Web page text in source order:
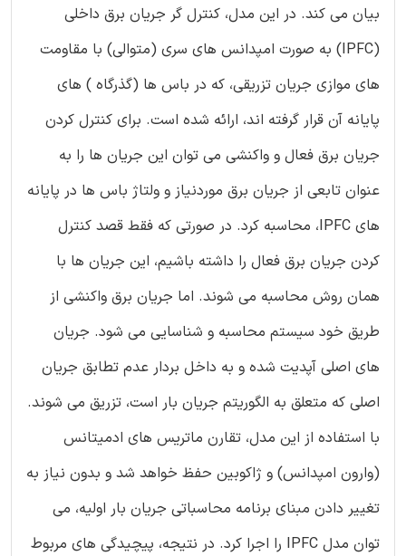
بیان می کند. در این مدل، کنترل گر جریان برق داخلی
(IPFC) به صورت امپدانس های سری (متوالی) با مقاومت
های موازی جریان تزریقی، که در باس ها (گذرگاه ) های
پایانه آن قرار گرفته اند، ارائه شده است. برای کنترل کردن
جریان برق فعال و واکنشی می توان این جریان ها را به
عنوان تابعی از جریان برق موردنیاز و ولتاژ باس ها در پایانه
های IPFC، محاسبه کرد. در صورتی که فقط قصد کنترل
کردن جریان برق فعال را داشته باشیم، این جریان ها با
همان روش محاسبه می شوند. اما جریان برق واکنشی از
طریق خود سیستم محاسبه و شناسایی می شود. جریان
های اصلی آپدیت شده و به داخل بردار عدم تطابق جریان
اصلی که متعلق به الگوریتم جریان بار است، تزریق می شوند.
با استفاده از این مدل، تقارن ماتریس های ادمیتانس
(وارون امپدانس) و ژاکوبین حفظ خواهد شد و بدون نیاز به
تغییر دادن مبنای برنامه محاسباتی جریان بار اولیه، می
توان مدل IPFC را اجرا کرد. در نتیجه، پیچیدگی های مربوط